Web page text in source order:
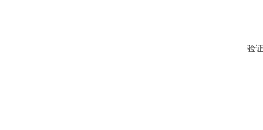
验